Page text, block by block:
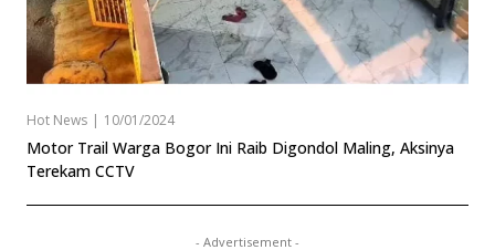
Hot News | 10/01/2024
Motor Trail Warga Bogor Ini Raib Digondol Maling, Aksinya
Terekam CCTV
- Advertisement -